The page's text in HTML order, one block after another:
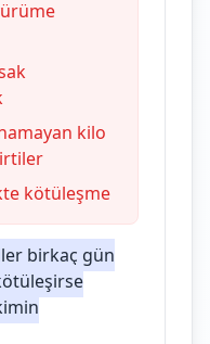
kilo
kötüleşme
birkaç gün